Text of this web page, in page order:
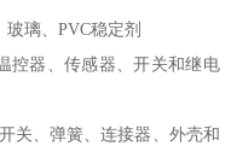
璃、PVC稳定剂
控器、传感器、开关和继电
关、弹簧、连接器、外壳和